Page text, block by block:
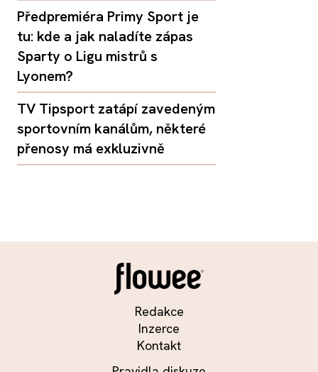
Předpremiéra Primy Sport je
tu: kde a jak naladíte zápas
Sparty o Ligu mistrů s
Lyonem?
TV Tipsport zatápí zavedeným
sportovním kanálům, některé
přenosy má exkluzivně
Redakce
Inzerce
Kontakt